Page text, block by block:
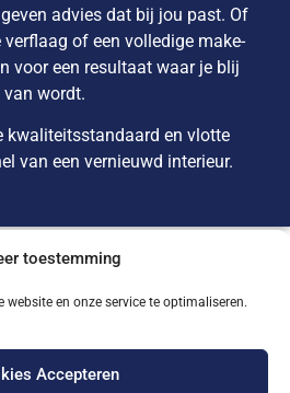
toestemming
website en onze service te optimaliseren.
Accepteren
advies dat bij jou past. Of
of een volledige make-
voor een resultaat waar je blij
van wordt.
kwaliteitsstandaard en vlotte
van een vernieuwd interieur.
belofte
mail of telefoon – kom ik